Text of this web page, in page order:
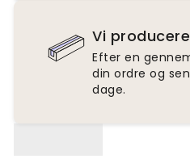
Vi
Efter en
din ordre og
dage.